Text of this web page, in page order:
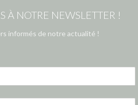
À NOTRE NEWSLETTER !
informés de notre actualité !